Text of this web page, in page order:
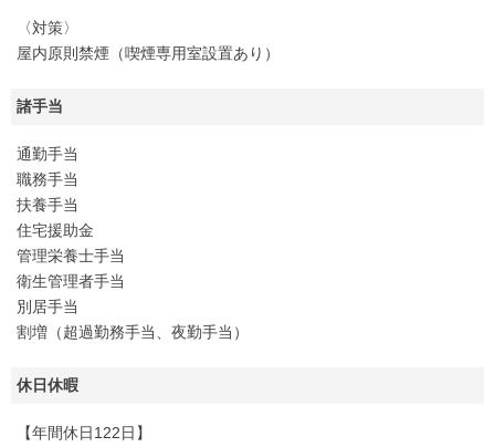
〈対策〉
屋内原則禁煙（喫煙専用室設置あり）
諸手当
通勤手当
職務手当
扶養手当
住宅援助金
管理栄養士手当
衛生管理者手当
別居手当
割増（超過勤務手当、夜勤手当）
休日休暇
【年間休日122日】